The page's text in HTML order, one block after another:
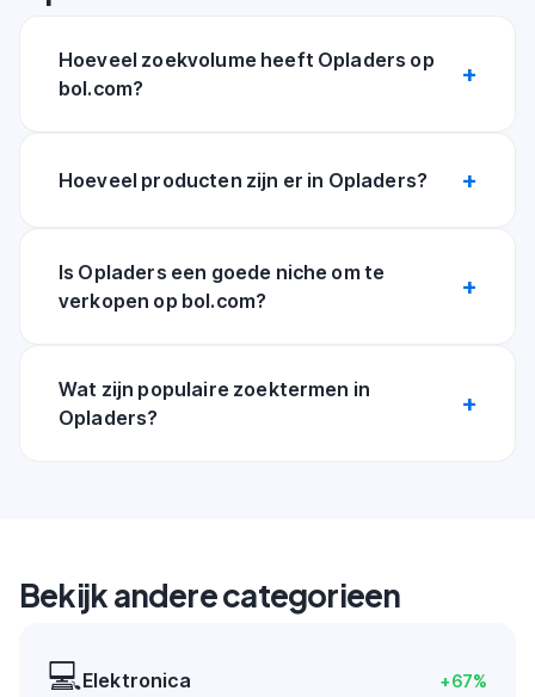
Hoeveel zoekvolume heeft Opladers op
bol.com?
Hoeveel producten zijn er in Opladers?
Is Opladers een goede niche om te
verkopen op bol.com?
Wat zijn populaire zoektermen in
Opladers?
Bekijk andere categorieen
💻Elektronica +67%